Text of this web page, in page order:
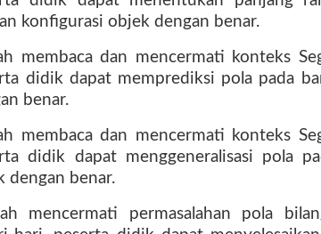
konfigurasi objek dengan benar.
membaca dan mencermati konteks
didik dapat memprediksi pola pada
benar.
membaca dan mencermati konteks
didik dapat menggeneralisasi pola
dengan benar.
mencermati permasalahan pola